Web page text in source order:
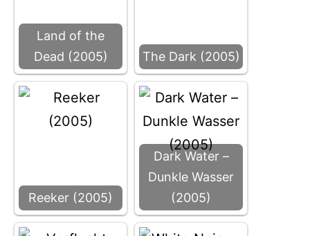
Land of the
Dead (2005)
The Dark (2005)
Reeker (2005)
Dark Water –
Dunkle Wasser
(2005)